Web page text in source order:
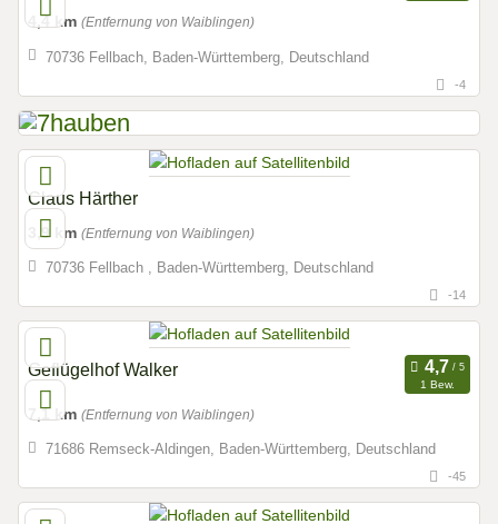
4,4 km (Entfernung von Waiblingen)
70736 Fellbach, Baden-Württemberg, Deutschland
-4
Claus Härther
3,9 km (Entfernung von Waiblingen)
70736 Fellbach , Baden-Württemberg, Deutschland
-14
Geflügelhof Walker
1 Bew.
7,1 km (Entfernung von Waiblingen)
71686 Remseck-Aldingen, Baden-Württemberg, Deutschland
-45